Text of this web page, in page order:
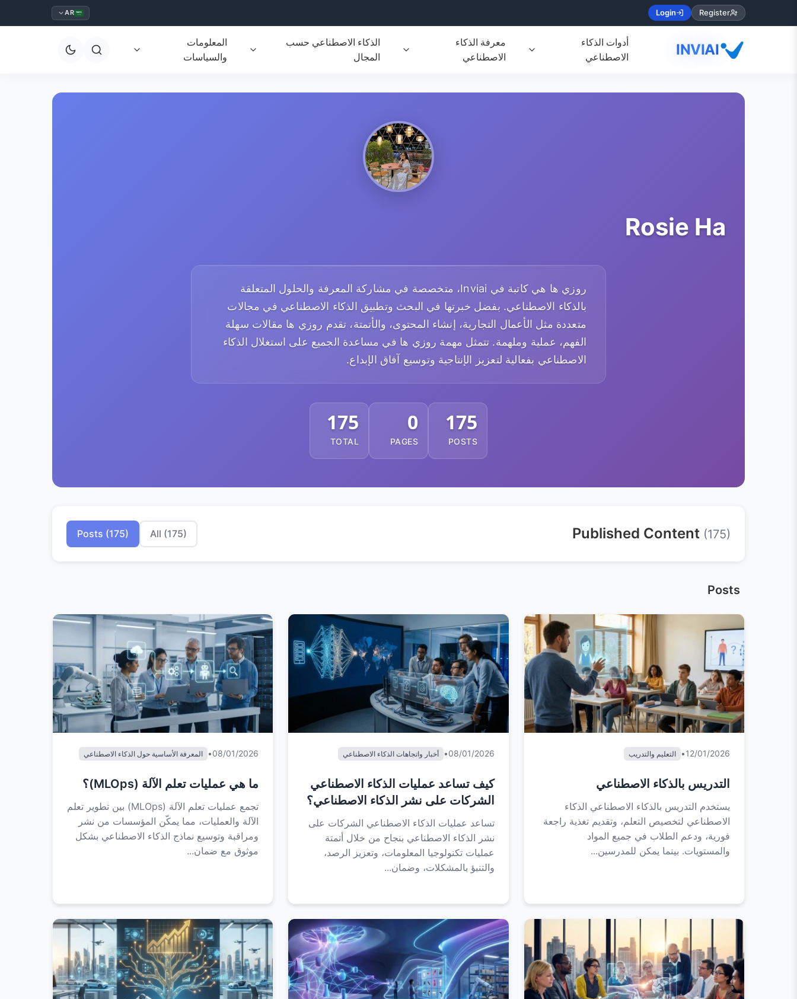
Register
Login
AR
INVIAI
أدوات الذكاء
الاصطناعي
معرفة الذكاء
الاصطناعي
الذكاء الاصطناعي حسب
المجال
المعلومات
والسياسات
Rosie Ha
روزي ها هي كاتبة في Inviai، متخصصة في مشاركة المعرفة والحلول المتعلقة
بالذكاء الاصطناعي. بفضل خبرتها في البحث وتطبيق الذكاء الاصطناعي في مجالات
متعددة مثل الأعمال التجارية، إنشاء المحتوى، والأتمتة، تقدم روزي ها مقالات سهلة
الفهم، عملية وملهمة. تتمثل مهمة روزي ها في مساعدة الجميع على استغلال الذكاء
الاصطناعي بفعالية لتعزيز الإنتاجية وتوسيع آفاق الإبداع.
175
POSTS
0
PAGES
175
TOTAL
Published Content (175)
All (175)
Posts (175)
Posts
12/01/2026
• التعليم والتدريب
التدريس بالذكاء الاصطناعي
يستخدم التدريس بالذكاء الاصطناعي الذكاء
الاصطناعي لتخصيص التعلم، وتقديم تغذية راجعة
فورية، ودعم الطلاب في جميع المواد
والمستويات. بينما يمكن للمدرسين...
08/01/2026
• أخبار واتجاهات الذكاء الاصطناعي
كيف تساعد عمليات الذكاء الاصطناعي
الشركات على نشر الذكاء الاصطناعي؟
تساعد عمليات الذكاء الاصطناعي الشركات على
نشر الذكاء الاصطناعي بنجاح من خلال أتمتة
عمليات تكنولوجيا المعلومات، وتعزيز الرصد،
والتنبؤ بالمشكلات، وضمان...
08/01/2026
• المعرفة الأساسية حول الذكاء الاصطناعي
ما هي عمليات تعلم الآلة (MLOps)؟
تجمع عمليات تعلم الآلة (MLOps) بين تطوير تعلم
الآلة والعمليات، مما يمكّن المؤسسات من نشر
ومراقبة وتوسيع نماذج الذكاء الاصطناعي بشكل
موثوق مع ضمان...